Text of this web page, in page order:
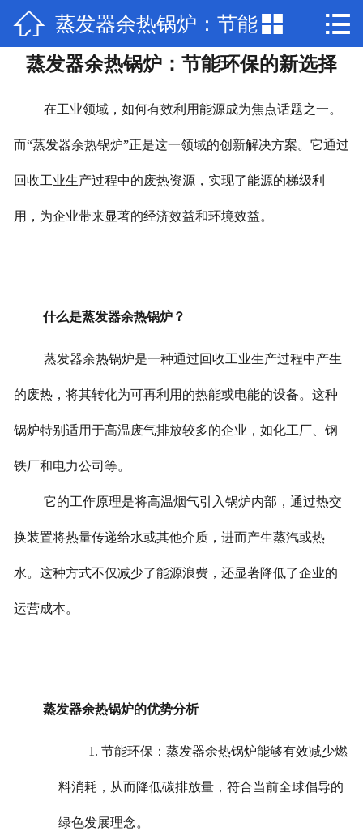
 网站首页
关于我们
产品中心
新闻动态
厂房场景
部分公司业绩
加入我们
 蒸发器余热锅炉：节能
环保的新选择
 
蒸发器余热锅炉：节能环保的新选择
在工业领域，如何有效利用能源成为焦点话题之一。
而“蒸发器余热锅炉”正是这一领域的创新解决方案。它通过
回收工业生产过程中的废热资源，实现了能源的梯级利
用，为企业带来显著的经济效益和环境效益。
什么是蒸发器余热锅炉？
蒸发器余热锅炉是一种通过回收工业生产过程中产生
的废热，将其转化为可再利用的热能或电能的设备。这种
锅炉特别适用于高温废气排放较多的企业，如化工厂、钢
铁厂和电力公司等。
它的工作原理是将高温烟气引入锅炉内部，通过热交
换装置将热量传递给水或其他介质，进而产生蒸汽或热
水。这种方式不仅减少了能源浪费，还显著降低了企业的
运营成本。
蒸发器余热锅炉的优势分析
1. 节能环保：蒸发器余热锅炉能够有效减少燃
料消耗，从而降低碳排放量，符合当前全球倡导的
绿色发展理念。